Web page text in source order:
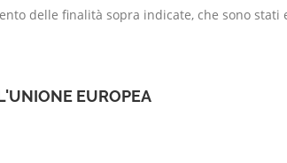
delle finalità sopra indicate, che sono stati
EUROPEA